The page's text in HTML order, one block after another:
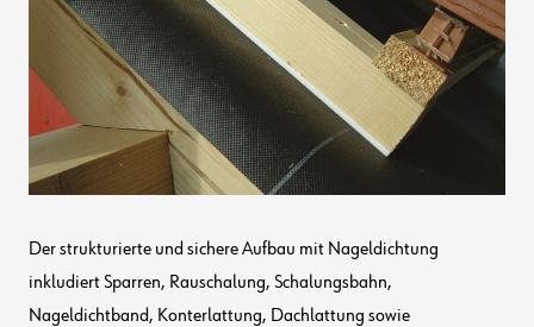
Der strukturierte und sichere Aufbau mit Nageldichtung
inkludiert Sparren, Rauschalung, Schalungsbahn,
Nageldichtband, Konterlattung, Dachlattung sowie